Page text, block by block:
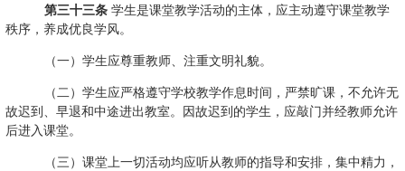
第三十三条 学生是课堂教学活动的主体，应主动遵守课堂教学
秩序，养成优良学风。
（一）学生应尊重教师、注重文明礼貌。
（二）学生应严格遵守学校教学作息时间，严禁旷课，不允许无
故迟到、早退和中途进出教室。因故迟到的学生，应敲门并经教师允许
后进入课堂。
（三）课堂上一切活动均应听从教师的指导和安排，集中精力，